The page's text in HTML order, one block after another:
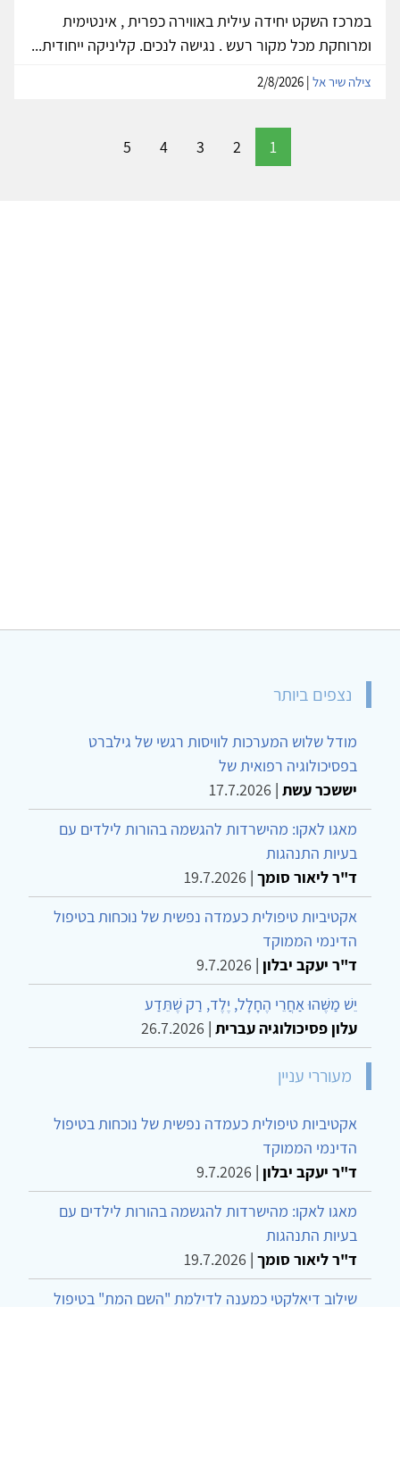
במרכז השקט יחידה עילית באווירה כפרית , אינטימית
ומרוחקת מכל מקור רעש . נגישה לנכים. קליניקה ייחודית...
צילה שיר אל
1
2
3
4
5
נצפים ביותר
מודל שלוש המערכות לוויסות רגשי של גילברט
בפסיכולוגיה רפואית של
יששכר עשת |
17.7.2026
מאגו לאקו: מהישרדות להגשמה בהורות לילדים עם
בעיות התנהגות
ד"ר ליאור סומך |
19.7.2026
אקטיביות טיפולית כעמדה נפשית של נוכחות בטיפול
הדינמי הממוקד
ד"ר יעקב יבלון |
9.7.2026
יֵשׁ מַשֶּׁהוּ אַחֲרֵי הֶחָלָל, יֶלֶד, רַק שֶׁתֵּדַע
עלון פסיכולוגיה עברית |
26.7.2026
מעוררי עניין
אקטיביות טיפולית כעמדה נפשית של נוכחות בטיפול
הדינמי הממוקד
ד"ר יעקב יבלון |
9.7.2026
מאגו לאקו: מהישרדות להגשמה בהורות לילדים עם
בעיות התנהגות
ד"ר ליאור סומך |
19.7.2026
שילוב דיאלקטי כמענה לדילמת "השם המת" בטיפול